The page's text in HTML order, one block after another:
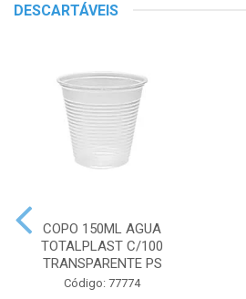
DESCARTÁVEIS
COPO 150ML AGUA
TOTALPLAST C/100
TRANSPARENTE PS
Código: 77774